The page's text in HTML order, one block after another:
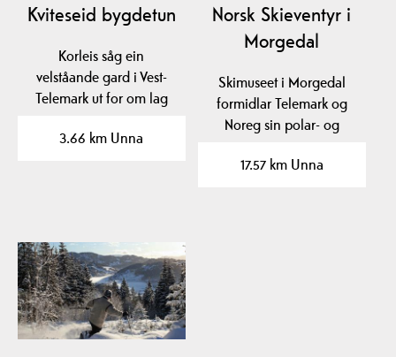
Kviteseid bygdetun
Korleis såg ein
velståande gard i Vest-
Telemark ut for om lag
av…
3.66 km Unna
Norsk Skieventyr i
Morgedal
Skimuseet i Morgedal
formidlar Telemark og
Noreg sin polar- og
17.57 km Unna